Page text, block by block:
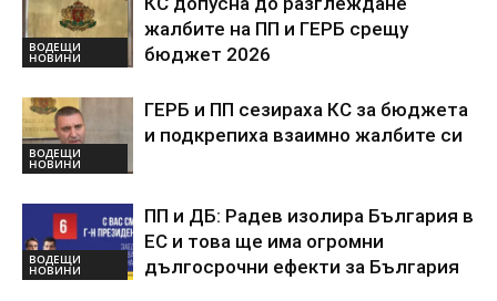
ВОДЕЩИ
НОВИНИ
жалбите на ПП и ГЕРБ срещу
бюджет 2026
ВОДЕЩИ
НОВИНИ
ГЕРБ и ПП сезираха КС за бюджета
и подкрепиха взаимно жалбите си
ВОДЕЩИ
НОВИНИ
ПП и ДБ: Радев изолира България в
ЕС и това ще има огромни
дългосрочни ефекти за България